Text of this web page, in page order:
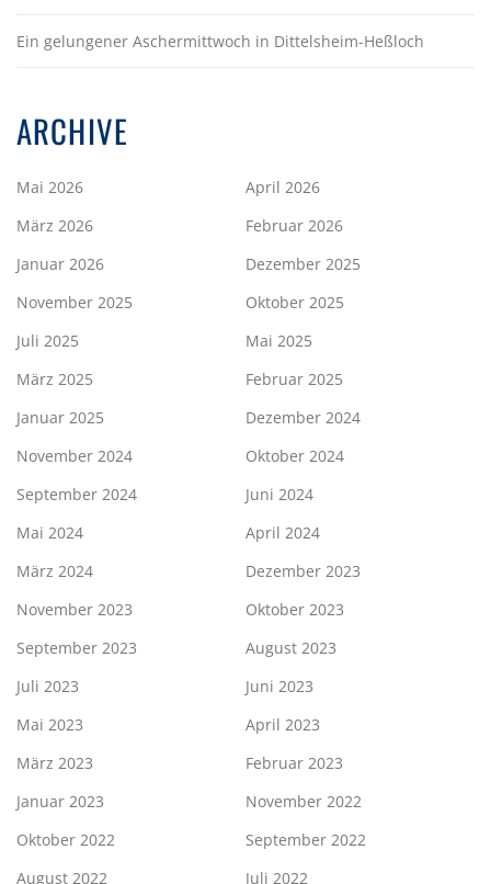
Ein gelungener Aschermittwoch in Dittelsheim-Heßloch
ARCHIVE
Mai 2026
April 2026
März 2026
Februar 2026
Januar 2026
Dezember 2025
November 2025
Oktober 2025
Juli 2025
Mai 2025
März 2025
Februar 2025
Januar 2025
Dezember 2024
November 2024
Oktober 2024
September 2024
Juni 2024
Mai 2024
April 2024
März 2024
Dezember 2023
November 2023
Oktober 2023
September 2023
August 2023
Juli 2023
Juni 2023
Mai 2023
April 2023
März 2023
Februar 2023
Januar 2023
November 2022
Oktober 2022
September 2022
August 2022
Juli 2022